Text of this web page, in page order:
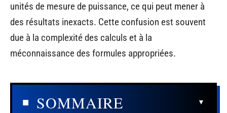
unités de mesure de puissance, ce qui peut mener à
des résultats inexacts. Cette confusion est souvent
due à la complexité des calculs et à la
méconnaissance des formules appropriées.
SOMMAIRE